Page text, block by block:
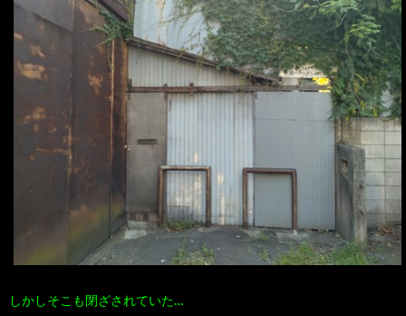
しかしそこも閉ざされていた…